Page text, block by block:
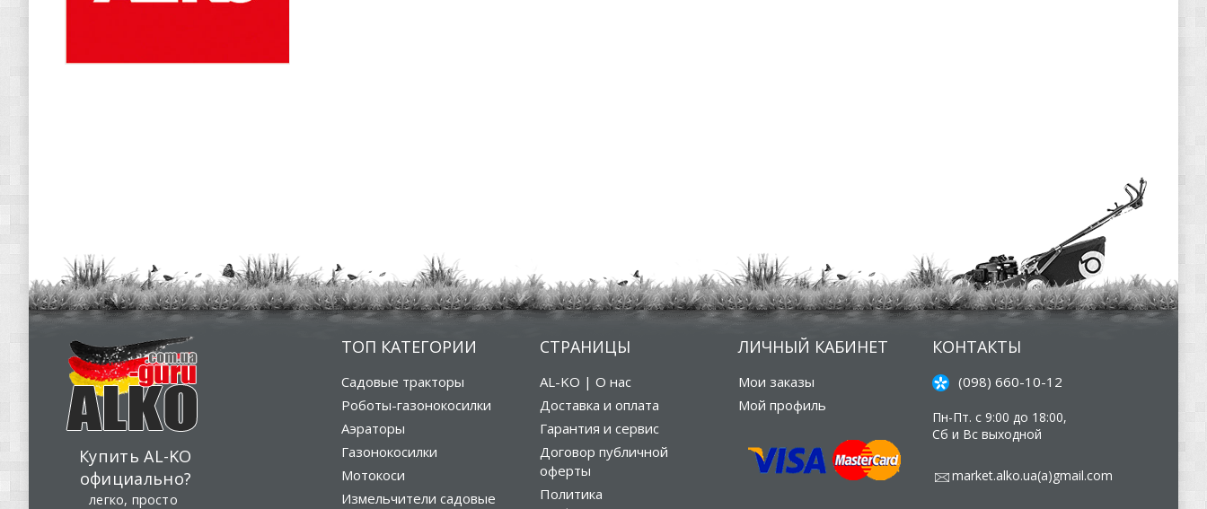
Купить AL-KO
официально?
легко, просто
ТОП КАТЕГОРИИ
Садовые тракторы
Роботы-газонокосилки
Аэраторы
Газонокосилки
Мотокоси
Измельчители садовые
СТРАНИЦЫ
AL-KO | О нас
Доставка и оплата
Гарантия и сервис
Договор публичной
оферты
Политика
ЛИЧНЫЙ КАБИНЕТ
Мои заказы
Мой профиль
КОНТАКТЫ
(098) 660-10-12
Пн-Пт. с 9:00 до 18:00,
Сб и Вс выходной
market.alko.ua(а)gmail.com